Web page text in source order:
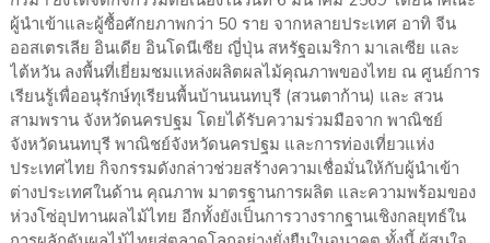
ผู้นำเข้าและผู้ซื้อศักยภาพกว่า 50 ราย จากหลายประเทศ อาทิ จีน
ออสเตรเลีย อินเดีย อินโดนีเซีย ญี่ปุ่น สหรัฐอเมริกา มาเลเซีย และ
ไต้หวัน ลงพื้นที่เยี่ยมชมแหล่งผลิตผลไม้คุณภาพของไทย ณ ศูนย์การ
เรียนรู้เพื่ออนุรักษ์ทุเรียนพื้นบ้านนนทบุรี (สวนตาก้าน) และ สวน
สามพราน จังหวัดนครปฐม โดยได้รับความร่วมมือจาก พาณิชย์
จังหวัดนนทบุรี พาณิชย์จังหวัดนครปฐม และการท่องเที่ยวแห่ง
ประเทศไทย กิจกรรมดังกล่าวช่วยสร้างความเชื่อมั่นให้กับผู้นำเข้า
ต่างประเทศในด้าน คุณภาพ มาตรฐานการผลิต และความพร้อมของ
ห่วงโซ่อุปทานผลไม้ไทย อีกทั้งยังเป็นการวางรากฐานเชิงกลยุทธ์ใน